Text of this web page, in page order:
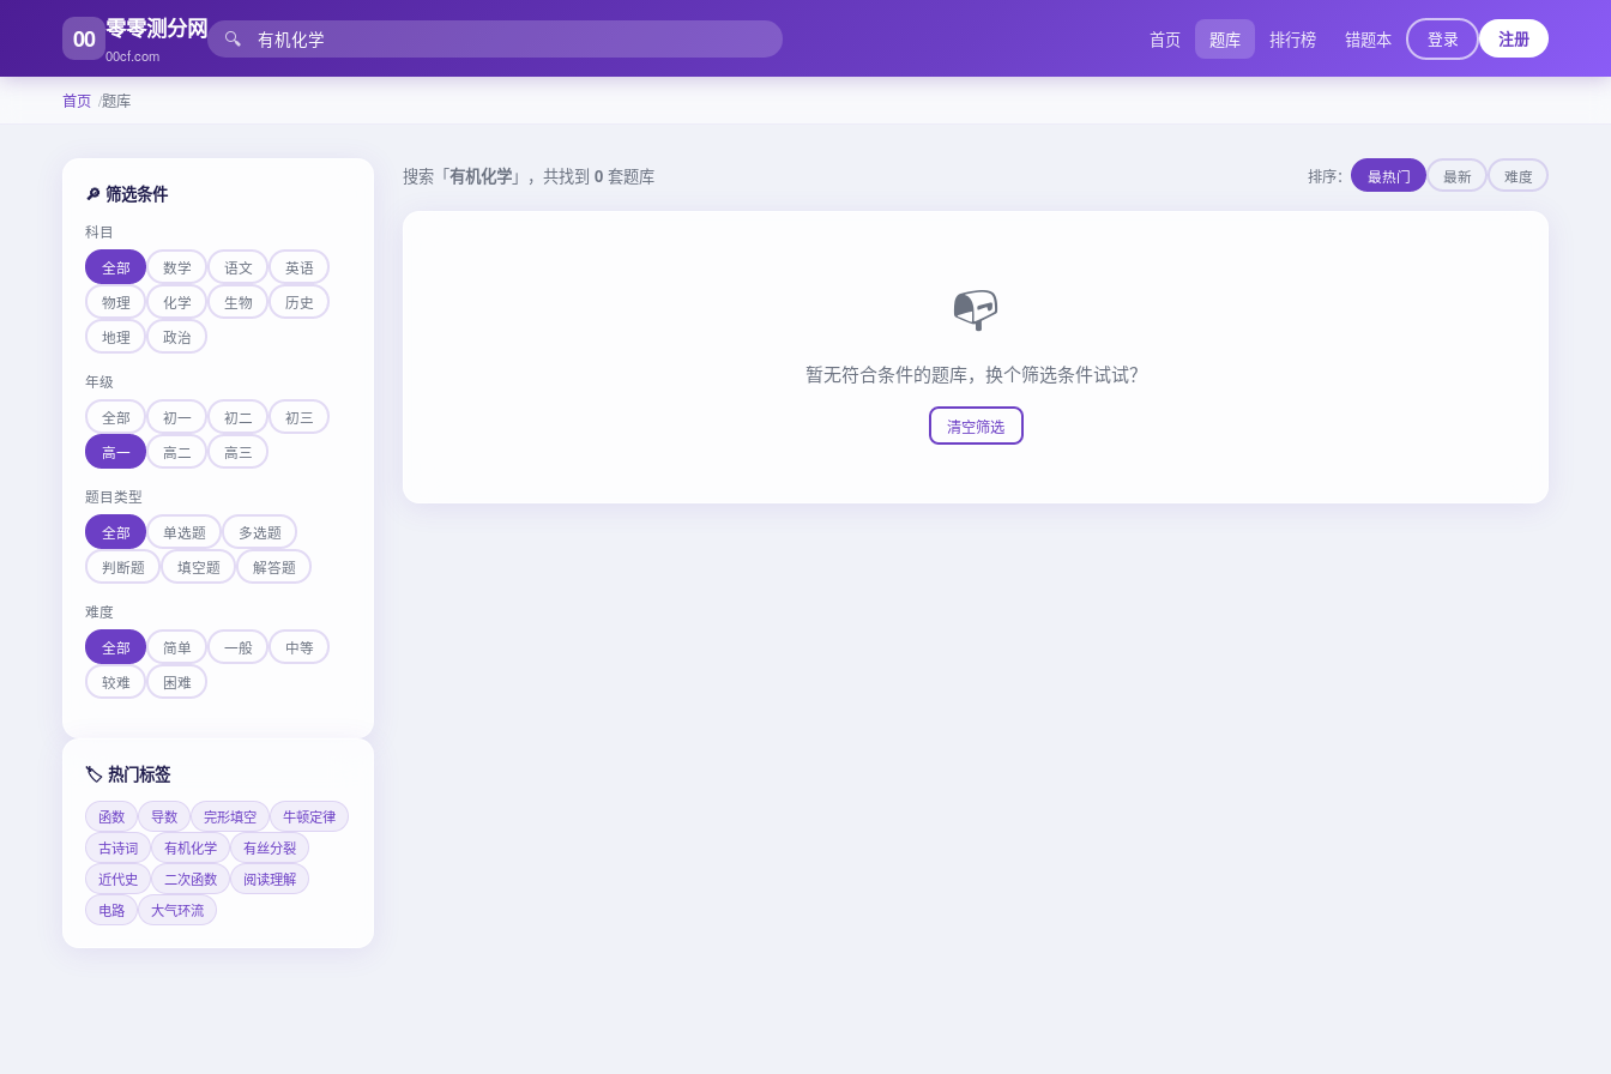
00 零零测分网
00cf.com
🔍 首页 题库 排行榜 错题本 登录 注册
首页 题库
🔎 筛选条件
科目
全部
数学 语文
英语
物理
化学 生物
历史
地理
政治
年级
全部
初一 初二
初三
高一
高二 高三
题目类型
全部
单选题
多选题
判断题
填空题 解答题
难度
全部
简单 一般
中等
较难
困难
🏷️ 热门标签
函数 导数 完形填空
牛顿定律
古诗词
有机化学
有丝分裂
近代史
二次函数
阅读理解
电路
大气环流
搜索「有机化学」，共找到 0 套题库 排序： 最热门 最新 难度
📭
暂无符合条件的题库，换个筛选条件试试？
清空筛选